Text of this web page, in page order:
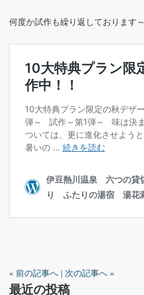
何度か試作も繰り返しております～
« 前の記事へ | 次の記事へ »
最近の投稿